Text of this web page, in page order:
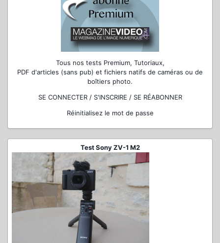
Tous nos tests Premium, Tutoriaux,
PDF d'articles (sans pub) et fichiers natifs de caméras ou de
boîtiers photo.
SE CONNECTER / S'INSCRIRE / SE RÉABONNER
Réinitialisez le mot de passe
Test Sony ZV-1 M2